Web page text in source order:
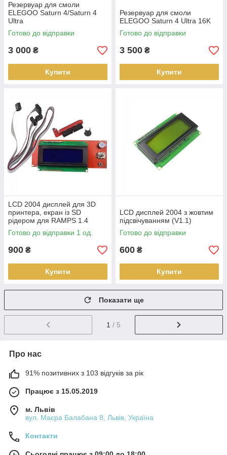
Резервуар для смоли
ELEGOO Saturn 4/Saturn 4
Ultra
Готово до відправки
3 000 ₴
Купити
Резервуар для смоли
ELEGOO Saturn 4 Ultra 16K
Готово до відправки
3 500 ₴
Купити
LCD 2004 дисплей для 3D
принтера, екран із SD
рідером для RAMPS 1.4
Готово до відправки 1 од.
900 ₴
Купити
LCD дисплей 2004 з жовтим
підсвічуванням (V1.1)
Готово до відправки
600 ₴
Купити
Показати ще
1 / 5
Про нас
91% позитивних з 103 відгуків за рік
Працює з 15.05.2019
м. Львів
вул. Маєра Балабана 8, Львів, Україна
Контакти